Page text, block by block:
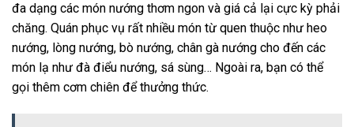
đa dạng các món nướng thơm ngon và giá cả lại cực kỳ phải
chăng. Quán phục vụ rất nhiều món từ quen thuộc như heo
nướng, lòng nướng, bò nướng, chân gà nướng cho đến các
món lạ như đà điểu nướng, sá sùng… Ngoài ra, bạn có thể
gọi thêm cơm chiên để thưởng thức.